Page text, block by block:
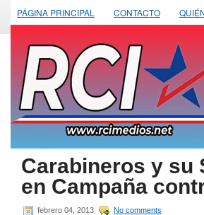
PÁGINA PRINCIPAL CONTACTO
Carabineros y su
en Campaña
febrero 04, 2013 No comments